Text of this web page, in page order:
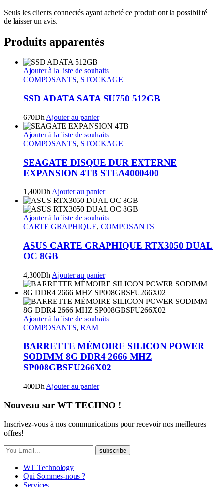
Seuls les clients connectés ayant acheté ce produit ont la possibilité
de laisser un avis.
Produits apparentés
Ajouter à la liste de souhaits
COMPOSANTS, STOCKAGE
SSD ADATA SATA SU750 512GB
670Dh Ajouter au panier
Ajouter à la liste de souhaits
COMPOSANTS, STOCKAGE
SEAGATE DISQUE DUR EXTERNE
EXPANSION 4TB STEA4000400
1,400Dh Ajouter au panier
Ajouter à la liste de souhaits
CARTE GRAPHIQUE, COMPOSANTS
ASUS CARTE GRAPHIQUE RTX3050 DUAL
OC 8GB
4,300Dh Ajouter au panier
Ajouter à la liste de souhaits
COMPOSANTS, RAM
BARRETTE MÉMOIRE SILICON POWER
SODIMM 8G DDR4 2666 MHZ
SP008GBSFU266X02
400Dh Ajouter au panier
Nouveau sur WT TECHNO !
Inscrivez-vous à nos communications pour recevoir nos meilleures
offres!
subscribe
WT Technology
Qui Sommes-nous ?
Services